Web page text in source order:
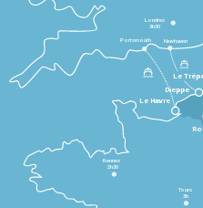
Le Havre
Dieppe
Le
Rennes
2h30
Tours
3h
Londres
3h30
Newhaven
Portsmouth